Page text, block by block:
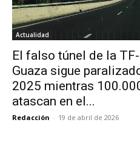
Actualidad
El falso túnel de la
Guaza sigue
2025 mientras
atascan en el...
Redacción - 19 de abril de 2026